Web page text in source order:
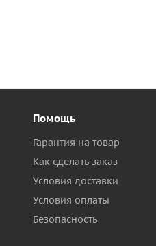
Помощь
Гарантия на товар
Как сделать заказ
Условия доставки
Условия оплаты
Безопасность